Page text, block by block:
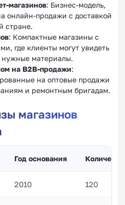
магазинов: Бизнес-модель,
онлайн-продажи с доставкой
стране.
: Компактные магазины с
где клиенты могут увидеть
нужные материалы.
на B2B-продажи:
на оптовые продажи
и ремонтным бригадам.
магазинов
Год основания
2010 120